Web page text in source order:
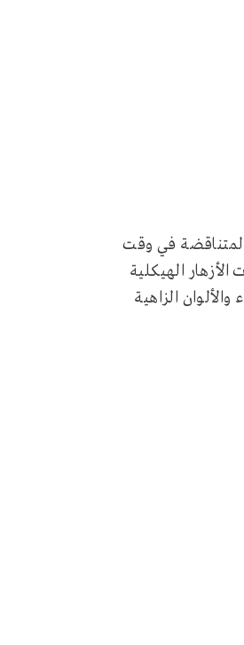
في وقت
الهيكلية
الخضراء والألوان الزاهية